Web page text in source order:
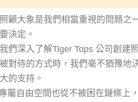
照顧大象是我們相當重視的問題之
決定。
我們深入了解Tiger Tops 公司創建
被對待的方式時， 我們毫不猶豫地
的支持 。
屬自由空間也從不被 困在鏈條上